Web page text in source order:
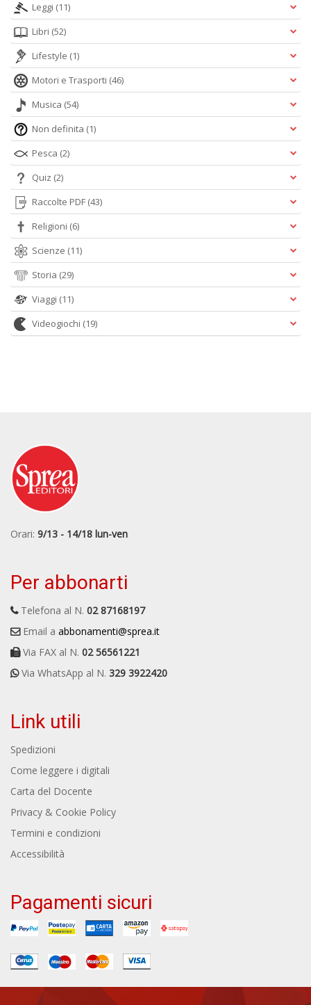
Leggi (11)
Libri (52)
Lifestyle (1)
Motori e Trasporti (46)
Musica (54)
Non definita (1)
Pesca (2)
Quiz (2)
Raccolte PDF (43)
Religioni (6)
Scienze (11)
Storia (29)
Viaggi (11)
Videogiochi (19)
Orari: 9/13 - 14/18 lun-ven
Per abbonarti
Telefona al N. 02 87168197
Email a abbonamenti@sprea.it
Via FAX al N. 02 56561221
Via WhatsApp al N. 329 3922420
Link utili
Spedizioni
Come leggere i digitali
Carta del Docente
Privacy & Cookie Policy
Termini e condizioni
Accessibilità
Pagamenti sicuri